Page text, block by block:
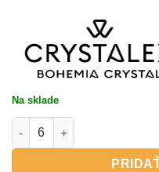
Na sklade
množstvo Lilly 70ml -